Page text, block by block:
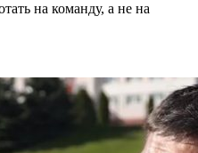
на команду, а не на